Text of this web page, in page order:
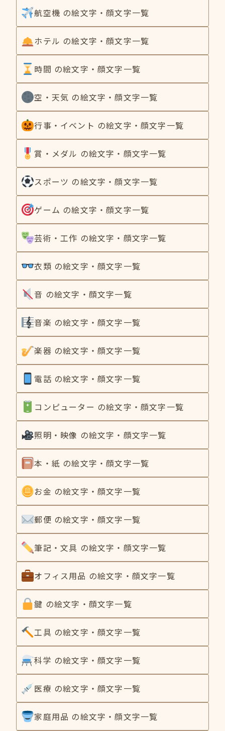
航空機 の絵文字・顔文字一覧
ホテル の絵文字・顔文字一覧
時間 の絵文字・顔文字一覧
空・天気 の絵文字・顔文字一覧
行事・イベント の絵文字・顔文字一覧
賞・メダル の絵文字・顔文字一覧
スポーツ の絵文字・顔文字一覧
ゲーム の絵文字・顔文字一覧
芸術・工作 の絵文字・顔文字一覧
衣類 の絵文字・顔文字一覧
音 の絵文字・顔文字一覧
音楽 の絵文字・顔文字一覧
楽器 の絵文字・顔文字一覧
電話 の絵文字・顔文字一覧
コンピューター の絵文字・顔文字一覧
照明・映像 の絵文字・顔文字一覧
本・紙 の絵文字・顔文字一覧
お金 の絵文字・顔文字一覧
郵便 の絵文字・顔文字一覧
筆記・文具 の絵文字・顔文字一覧
オフィス用品 の絵文字・顔文字一覧
鍵 の絵文字・顔文字一覧
工具 の絵文字・顔文字一覧
科学 の絵文字・顔文字一覧
医療 の絵文字・顔文字一覧
家庭用品 の絵文字・顔文字一覧